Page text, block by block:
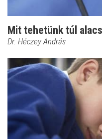
Mit tehetünk túl
Dr. Héczey András